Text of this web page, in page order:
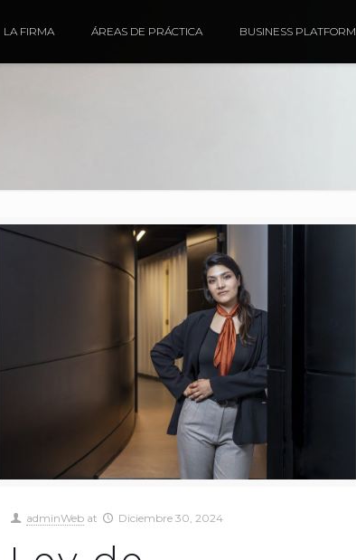
LA FIRMA ÁREAS DE PRÁCTICA BUSINESS PLATFORM
adminWeb at Diciembre 30, 2024